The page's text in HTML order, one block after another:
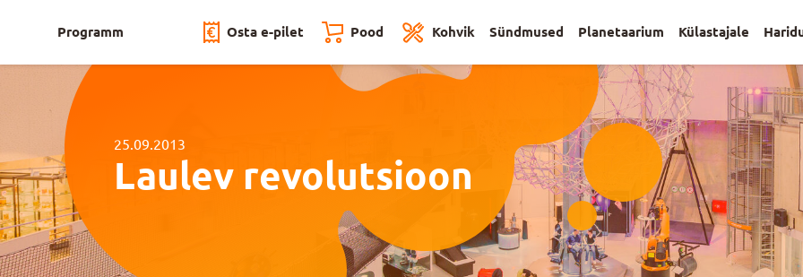
Programm Osta e-pilet Pood Kohvik Sündmused Planetaarium Külastajale
25.09.2013
Laulev revolutsioon